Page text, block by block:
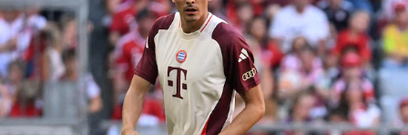
search
Suchbegriff
eingeben
© Krone Multimedia GmbH & Co KG 2026